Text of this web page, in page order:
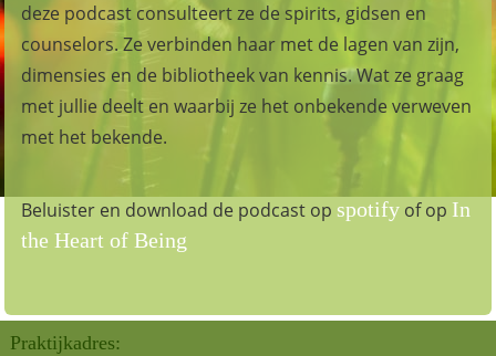
deze podcast consulteert ze de spirits, gidsen en
counselors. Ze verbinden haar met de lagen van zijn,
dimensies en de bibliotheek van kennis. Wat ze graag
met jullie deelt en waarbij ze het onbekende verweven
met het bekende.
Beluister en download de podcast op spotify of op In
the Heart of Being
Praktijkadres: